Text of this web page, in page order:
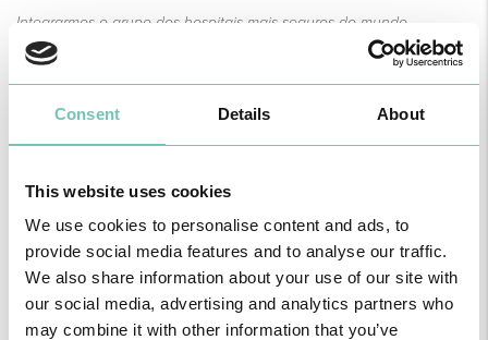
Consent Details About
This website uses cookies
We use cookies to personalise content and ads, to
provide social media features and to analyse our traffic.
We also share information about your use of our site with
our social media, advertising and analytics partners who
may combine it with other information that you’ve
Integrarmos o grupo dos hospitais mais seguros do mundo,
situando-nos na região mais turística de Portugal, deve constituir
um motivo de orgulho para todos, não só no âmbito regional, mas
também no âmbito nacional, termina César Santos, Administrador e
Diretor do HPA Gambelas.
6 de Dezembro de 2021